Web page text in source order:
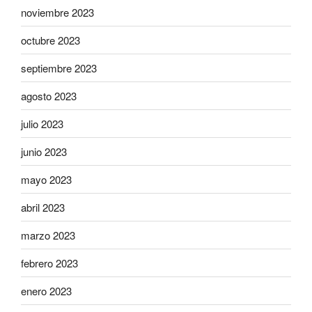
noviembre 2023
octubre 2023
septiembre 2023
agosto 2023
julio 2023
junio 2023
mayo 2023
abril 2023
marzo 2023
febrero 2023
enero 2023